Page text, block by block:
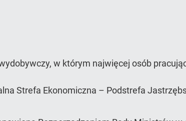
w którym najwięcej osób
Strefa Ekonomiczna – Podstrefa